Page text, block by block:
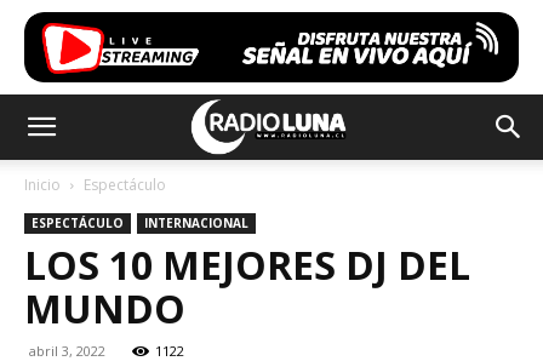
Inicio Espectáculo
ESPECTÁCULO INTERNACIONAL
LOS 10 MEJORES DJ DEL
MUNDO
abril 3, 2022 1122